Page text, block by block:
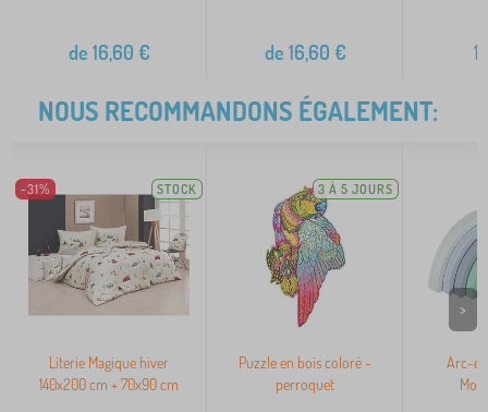
de 16,60 € de 16,60 €
NOUS RECOMMANDONS ÉGALEMENT:
-31% STOCK
Literie Magique hiver
140x200 cm + 70x90 cm
3 À 5 JOURS
Puzzle en bois coloré -
perroquet
Arc-
>